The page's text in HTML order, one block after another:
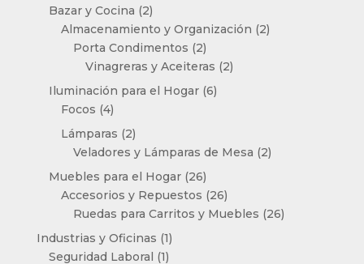
Bazar y Cocina 22
productos
Almacenamiento y Organización 22
Porta Condimentos 22
productos
Vinagreras y Aceiteras 22
Iluminación para el Hogar 66
Focos 44
productos
Lámparas 22
productos
Veladores y Lámparas de Mesa 22
Muebles para el Hogar 2626
productos
Accesorios y Repuestos 2626
productos
Ruedas para Carritos y Muebles 2626
Industrias y Oficinas 11
producto
Seguridad Laboral 11